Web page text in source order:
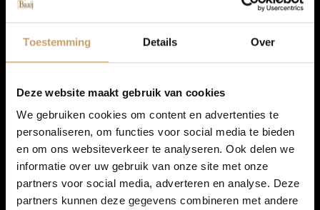
Toestemming Details Over
Deze website maakt gebruik van cookies
We gebruiken cookies om content en advertenties te
personaliseren, om functies voor social media te bieden
en om ons websiteverkeer te analyseren. Ook delen we
informatie over uw gebruik van onze site met onze
partners voor social media, adverteren en analyse. Deze
partners kunnen deze gegevens combineren met andere
Autolease
Financiering
Autoverzekeringen
Verkoop